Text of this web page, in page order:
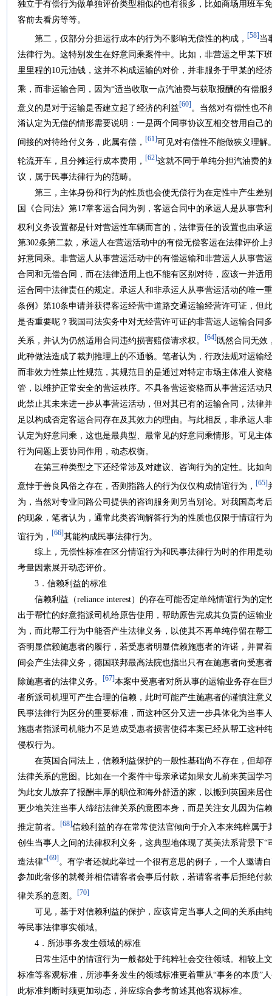
独立于有偿行为做单独评价类型相似的也有很多，比如商场用班车
客前去看房等等。
第二，仅部分分担运行成本的行为不影响无偿性的构成， [58] 当
法律行为。这特别发生在好意同乘案件中。比如，非营运之甲某下
里里程的10元油钱，这并不构成运输的对价，并非服务于甲某的经
乘，而非运输合同，因为“适当收取一点汽油费与获取报酬的有偿服
意义的是对于运输是否建立起了经济的利益 [60] 。当然对有偿性也不
淆认定为无偿的情形需要说明：一是两个同事协议互相交替用自己
间接的对待给付义务，此属有偿， [61] 可见对有偿性不能做狭义理解
轮流开车，且分摊运行成本费用， [62]这就不同于单纯分担汽油费的
议，属于民事法律行为的范畴。
第三，主体身份和行为的性质也会使无偿行为在定性中产生差
国《合同法》第17章客运合同为例，客运合同中的承运人是从事营
权利义务设置都是针对营运性车辆而言的，法律责任的设置也由承
第302条第二款，承运人在营运活动中的有偿无偿客运在法律评价
好意同乘。非营运人从事营运活动中的有偿运输和非营运人从事营
合同和无偿合同，而在法律适用上也不能有区别对待，应该一并适
运合同中法律责任的规定。承运人和非承运人从事营运活动的唯一
条例》第10条申请并获得客运经营中道路交通运输经营许可证，但
是否重要呢？我国司法实务中对无经营许可证的非营运人运输合同
关系，并认为仍然适用合同违约损害赔偿请求权。 [64] 既然合同无效
此种做法造成了裁判推理上的不通畅。笔者认为，行政法规对运输
而非效力性禁止性规范，其规范目的是通过对特定市场主体准人资
管，以维护正常安全的营运秩序。不具备营运资格而从事营运活动
此禁止其未来进一步从事营运活动，但对其已有的运输合同，法律
足以构成否定客运合同存在及其效力的理由。与此相反，非承运人
认定为好意同乘，这也是最典型、最常见的好意同乘情形。可见主
行为问题上要协同作用，动态权衡。
在第三种类型之下还经常涉及对建议、咨询行为的定性。比如
意悖于善良风俗之存在，否则指路人的行为仅仅构成情谊行为， [65]
为，当然对专业问路公司提供的咨询服务则另当别论。对我国高考
的现象，笔者认为，通常此类咨询解答行为的性质也仅限于情谊行
谊行为， [66] 其能构成民事法律行为。
综上，无偿性标准在区分情谊行为和民事法律行为时的作用是
考量因素展开动态评价。
3．信赖利益的标准
信赖利益（reliance interest）的存在可能否定单纯情谊行为的定
出于帮忙的好意指派司机给原告使用，帮助原告完成其负责的运输
为，而此帮工行为中能否产生法律义务，以使其不再单纯停留在帮
否明显信赖施惠者的履行，若受惠者明显信赖施惠者的许诺，并冒
间会产生法律义务，德国联邦最高法院也指出只有在施惠者向受惠
除施惠者的法律义务。 [67] 本案中受惠者对所从事的运输业务存在
者所派司机理可产生合理的信赖，此时可能产生施惠者的谨慎注意
民事法律行为区分的重要标准，而这种区分又进一步具体化为当事
施惠者指派司机能力不足造成受惠者损害使得本案已经从帮工这种
侵权行为。
在英国合同法上，信赖利益保护的一般性基础尚不存在，但却
法律关系的意图。比如在一个案件中母亲承诺如果女儿前来英国学
为此女儿放弃了报酬丰厚的职位和海外舒适的家，以搬到英国来居
更少地关注当事人缔结法律关系的意图本身，而是关注女儿因为信
推定前者。 [68]信赖利益的存在常常使法官倾向于介入本来纯粹属
创生当事人之间的法律权利义务，这典型地体现了英美法系背景下
造法律” [69] 。有学者还就此举过一个很有意思的例子，一个人邀请
参加此奢侈的就餐并相信请客者会事后付款，若请客者事后拒绝付
律关系的意图。 [70]
可见，基于对信赖利益的保护，应该肯定当事人之间的关系由
等民事法律事实领域。
4．所涉事务发生领域的标准
日常生活中的情谊行为一般都处于纯粹社会交往领域。相较上
标准等客观标准，所涉事务发生的领域标准更着重从“事务的本质”
此标准判断时须更加动态，并应综合参考前述其他客观标准。